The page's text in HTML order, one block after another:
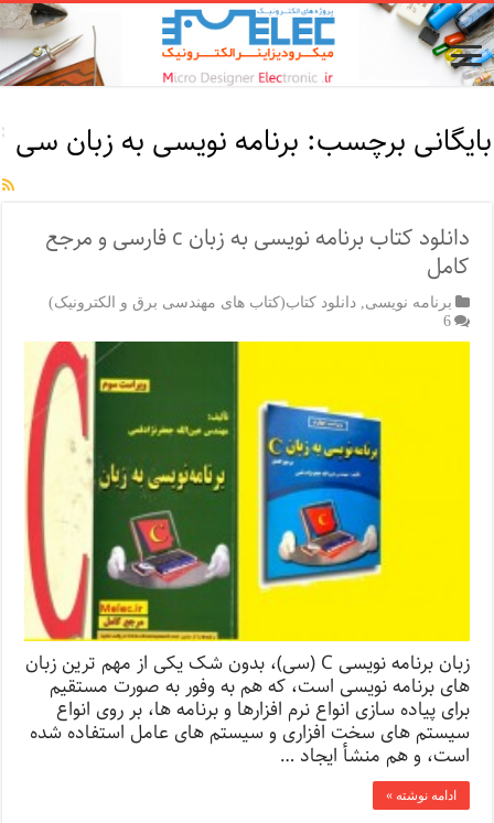
بایگانی برچسب: برنامه نویسی به زبان سی
دانلود کتاب برنامه نویسی به زبان c فارسی و مرجع
کامل
برنامه نویسی ,دانلود کتاب(کتاب های مهندسی برق و الکترونیک)
6
زبان برنامه نویسی C (سی)، بدون شک یکی از مهم ترین زبان
های برنامه نویسی است، که هم به وفور به صورت مستقیم
برای پیاده سازی انواع نرم افزارها و برنامه ها، بر روی انواع
سیستم های سخت افزاری و سیستم های عامل استفاده شده
است، و هم منشأ ایجاد …
ادامه نوشته »